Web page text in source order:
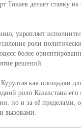
делает ставку
укрепляет
роли
более
решений.
как площадки
роли Казахстана его
но и за её пределами,
вызовами.